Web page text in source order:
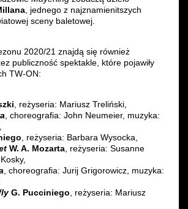
, jednego z najznamienitszych
sceny baletowej.
2020/21 znajdą się również
publiczność spektakle, które pojawiły
TW-ON:
, reżyseria: Mariusz Treliński,
, choreografia: John Neumeier, muzyka:
, reżyseria: Barbara Wysocka,
W. A. Mozarta, reżyseria: Susanne
, choreografia: Jurij Grigorowicz, muzyka:
G. Pucciniego, reżyseria: Mariusz